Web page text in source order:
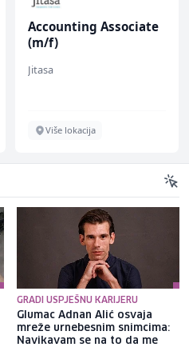
Accounting Associate
(m/f)
Jitasa
Više lokacija
GRADI USPJEŠNU KARIJERU
Glumac Adnan Alić osvaja
mreže urnebesnim snimcima:
Navikavam se na to da me